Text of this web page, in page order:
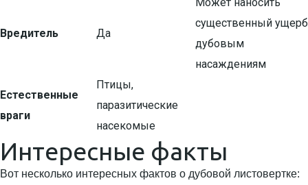
Вредитель Да
существенный ущерб
дубовым
насаждениям
Естественные
враги
Птицы,
паразитические
насекомые
Интересные факты
Вот несколько интересных фактов о дубовой листовертке: